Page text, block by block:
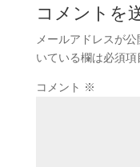
コメントを
メールアドレスが公
いている欄は必須項
コメント ※